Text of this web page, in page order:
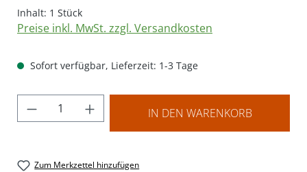
Inhalt: 1 Stück
Preise inkl. MwSt. zzgl. Versandkosten
Sofort verfügbar, Lieferzeit: 1-3 Tage
Produkt Anzahl: Gib den gewünschten
IN DEN WARENKORB
Zum Merkzettel hinzufügen